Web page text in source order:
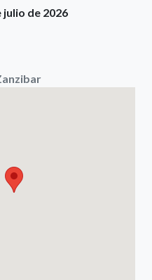
julio de 2026